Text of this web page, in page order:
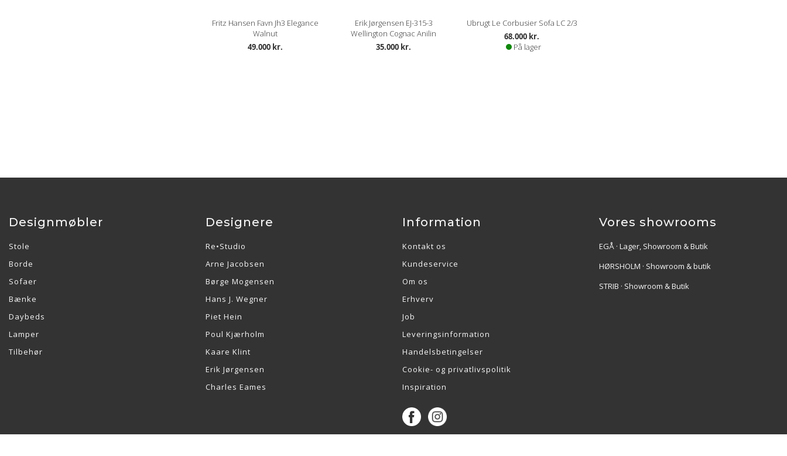
Fritz Hansen Favn Jh3 Elegance
Walnut
49.000 kr.
Erik Jørgensen EJ-315-3
Wellington Cognac Anilin
35.000 kr.
Ubrugt Le Corbusier Sofa LC 2/3
68.000 kr.
På lager
Designmøbler
Stole
Borde
Sofaer
Bænke
Daybeds
Lamper
Tilbehør
Designere
Re•Studio
Arne Jacobsen
Børge Mogensen
Hans J. Wegner
Piet Hein
Poul Kjærholm
Kaare Klint
Erik Jørgensen
Charles Eames
Information
Kontakt os
Kundeservice
Om os
Erhverv
Job
Leveringsinformation
Handelsbetingelser
Cookie- og privatlivspolitik
Inspiration
Vores showrooms
EGÅ · Lager, Showroom & Butik
HØRSHOLM · Showroom & butik
STRIB · Showroom & Butik